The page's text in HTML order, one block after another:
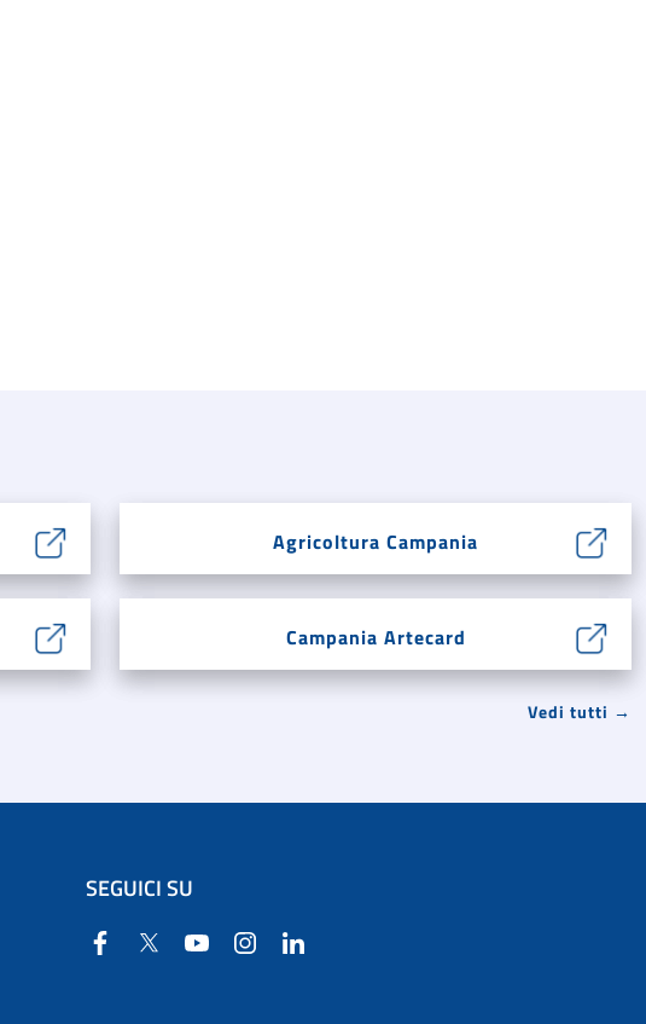
Agricoltura Campania
Campania Artecard
Vedi tutti →
SEGUICI SU
Facebook
Twitter YouTube Instagram